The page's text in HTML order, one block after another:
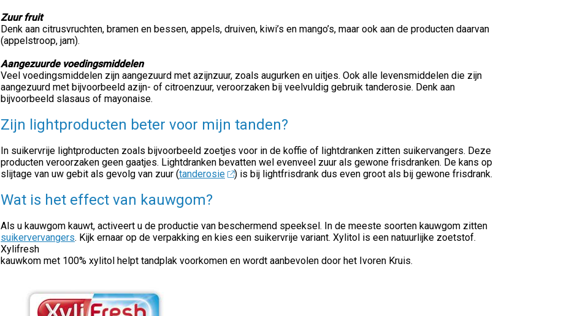
Zuur fruit
Denk aan citrusvruchten, bramen en bessen, appels, druiven, kiwi’s en mango’s, maar ook aan de producten daarvan
(appelstroop, jam).
Aangezuurde voedingsmiddelen
Veel voedingsmiddelen zijn aangezuurd met azijnzuur, zoals augurken en uitjes. Ook alle levensmiddelen die zijn
aangezuurd met bijvoorbeeld azijn- of citroenzuur, veroorzaken bij veelvuldig gebruik tanderosie. Denk aan
bijvoorbeeld slasaus of mayonaise.
Zijn lightproducten beter voor mijn tanden?
In suikervrije lightproducten zoals bijvoorbeeld zoetjes voor in de koffie of lightdranken zitten suikervangers. Deze
producten veroorzaken geen gaatjes. Lightdranken bevatten wel evenveel zuur als gewone frisdranken. De kans op
slijtage van uw gebit als gevolg van zuur (tanderosie ) is bij lightfrisdrank dus even groot als bij gewone frisdrank.
Wat is het effect van kauwgom?
Als u kauwgom kauwt, activeert u de productie van beschermend speeksel. In de meeste soorten kauwgom zitten
suikervervangers. Kijk ernaar op de verpakking en kies een suikervrije variant. Xylitol is een natuurlijke zoetstof.
Xylifresh
kauwkom met 100% xylitol helpt tandplak voorkomen en wordt aanbevolen door het Ivoren Kruis.